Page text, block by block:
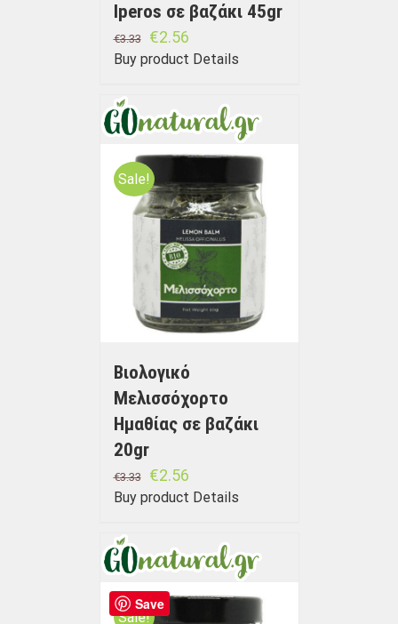
Iperos σε βαζάκι 45gr
€3.33 €2.56
Buy product Details
Sale!
Βιολογικό
Μελισσόχορτο
Ημαθίας σε βαζάκι
20gr
€3.33 €2.56
Buy product Details
Sale!
Save